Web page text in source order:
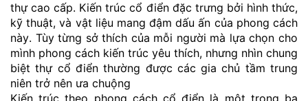
thự cao cấp. Kiến trúc cổ điển đặc trưng bởi hình thức,
kỹ thuật, và vật liệu mang đậm dấu ấn của phong cách
này. Tùy từng sở thích của mỗi người mà lựa chọn cho
mình phong cách kiến trúc yêu thích, nhưng nhìn chung
biệt thự cổ điển thường được các gia chủ tầm trung
niên trở nên ưa chuộng
Kiến trúc theo phong cách cổ điển là một trong ba